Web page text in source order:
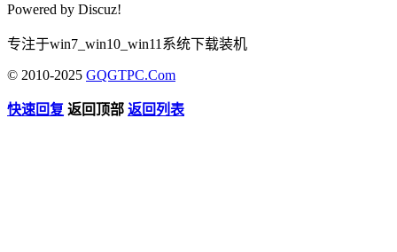
Powered by Discuz!
专注于win7_win10_win11系统下载装机
© 2010-2025 GQGTPC.Com
快速回复 返回顶部 返回列表